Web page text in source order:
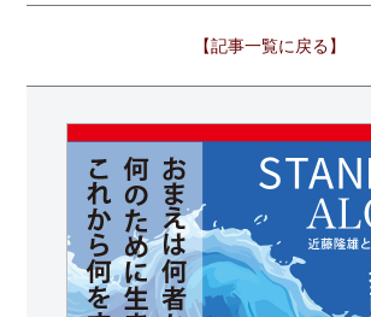
【記事一覧に戻る】